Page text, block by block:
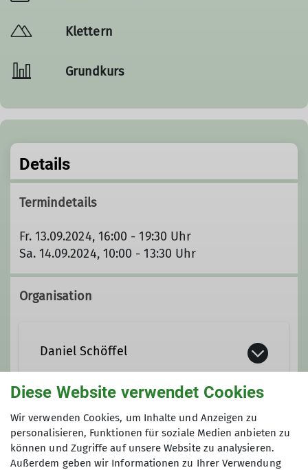
Klettern
Grundkurs
Details
Termindetails
Fr. 13.09.2024, 16:00 - 19:30 Uhr
Sa. 14.09.2024, 10:00 - 13:30 Uhr
Organisation
Daniel Schöffel
Unsere Veranstaltungsorte
Diese Website verwendet Cookies
Wir verwenden Cookies, um Inhalte und Anzeigen zu
personalisieren, Funktionen für soziale Medien anbieten zu
können und Zugriffe auf unsere Website zu analysieren.
Außerdem geben wir Informationen zu Ihrer Verwendung